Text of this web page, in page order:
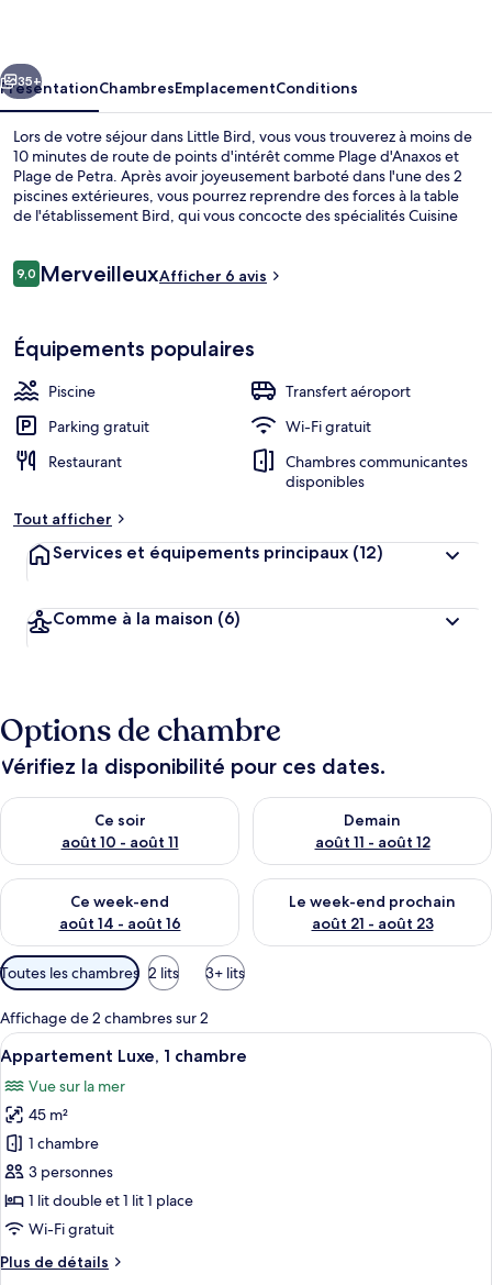
Suivant
35+
PrésentationChambresEmplacementConditions
Lors de votre séjour dans Little Bird, vous vous trouverez à moins de
10 minutes de route de points d'intérêt comme Plage d'Anaxos et
Plage de Petra. Après avoir joyeusement barboté dans l'une des 2
piscines extérieures, vous pourrez reprendre des forces à la table
de l'établissement Bird, qui vous concocte des spécialités Cuisine
piscine, une piscine pour enfants et un snack-bar/une épicerie fine.
Avis
voyageurs
9,09,0 sur 10
MerveilleuxAfficher 6 avis
Équipements populaires
Piscine
Transfert aéroport
Parking gratuit
Wi-Fi gratuit
Restaurant
Chambres communicantes
disponibles
Tout afficher
Services et équipements principaux (12)
Comme à la maison (6)
Options de chambre
Vérifiez la disponibilité pour ces dates.
Ce soir
août 10 - août 11
Vérifier la disponibilité pour ce soir août 10 - août 11
Demain
août 11 - août 12
Vérifier la disponibilité pour
Ce week-end
août 14 - août 16
Vérifier la disponibilité pour ce week-end août 14 - août 16
Le week-end prochain
août 21 - août 23
Vérifier la disponibilité pour
Filtres
disponibles
pour
les
chambres
Toutes les chambres 2 lits 3+ lits
Affichage de 2 chambres sur 2
Afficher
toutes
les
photos
pour
ce
type
de
chambre :
Appartement
Literie de qualité supérieure, coffres-
13
Appartement Luxe, 1 chambre
Vue sur la mer
45 m²
1 chambre
3 personnes
1 lit double et 1 lit 1 place
Wi-Fi gratuit
Plus de détails
Plus